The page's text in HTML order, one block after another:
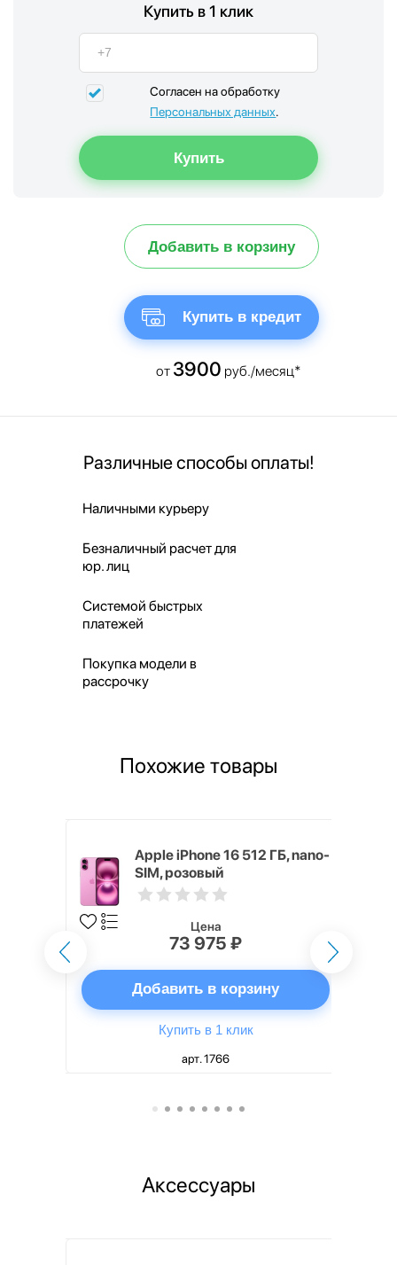
Купить в 1 клик
Согласен на обработку
Персональных данных.
Добавить в корзину
Купить в кредит
от 3900 руб./месяц*
Различные способы оплаты!
Наличными курьеру
Безналичный расчет для
юр. лиц
Системой быстрых
платежей
Покупка модели в
рассрочку
Похожие товары
Apple iPhone 16 512 ГБ, nano-
SIM, розовый
Цена
73 975 ₽
Добавить в корзину
Купить в 1 клик
арт. 1766
Аксессуары